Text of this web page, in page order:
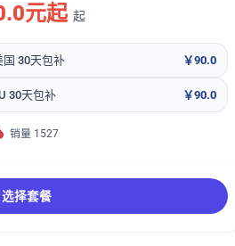
元起 起
国 30天包补 ￥90.0
30天包补 ￥90.0
销量 1527
选择套餐